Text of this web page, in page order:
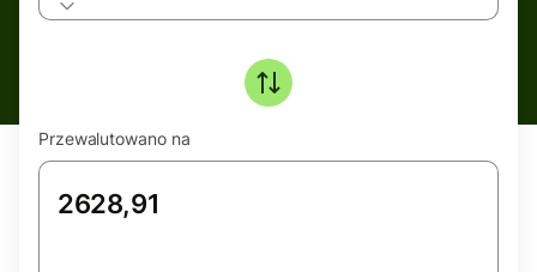
Przewalutowano na